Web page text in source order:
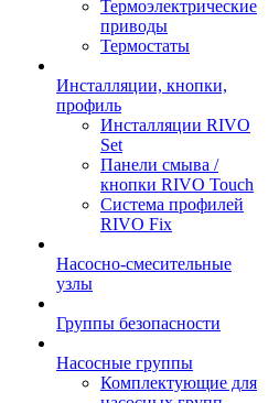
Термоэлектрические
приводы
Термостаты
Инсталляции, кнопки,
профиль
Инсталляции RIVO
Set
Панели смыва /
кнопки RIVO Touch
Система профилей
RIVO Fix
Насосно-смесительные
узлы
Группы безопасности
Насосные группы
Комплектующие для